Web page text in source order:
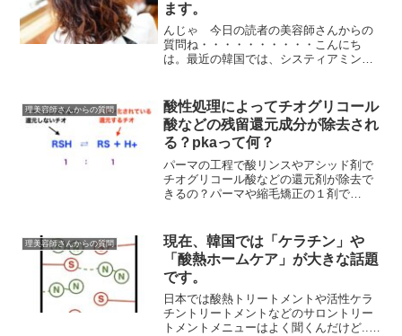
ます。
んじゃ 今日の読者の美容師さんからの
質問ね・・・・・・・・・・こんにち
は。最近の韓国では、システィアミン
パーマの利用とあわ...
理美容師さんからの質問
酸性処理によってチオグリコール
酸などの残留還元成分が除去され
る？pkaって何？
パーマの工程で酸リンスやアシッド剤で
チオグリコール酸などの還元剤が除去で
きるの？パーマや縮毛矯正の１剤で
ャンプー台で中間水洗...
理美容師さんからの質問
現在、韓国では「ケラチン」や
「酸熱ホームケア」が大きな話題
です。
日本では酸熱トリートメントや活性ケラ
チントリートメントなどのサロントリー
トメントメニューはよく聞くんだけど...